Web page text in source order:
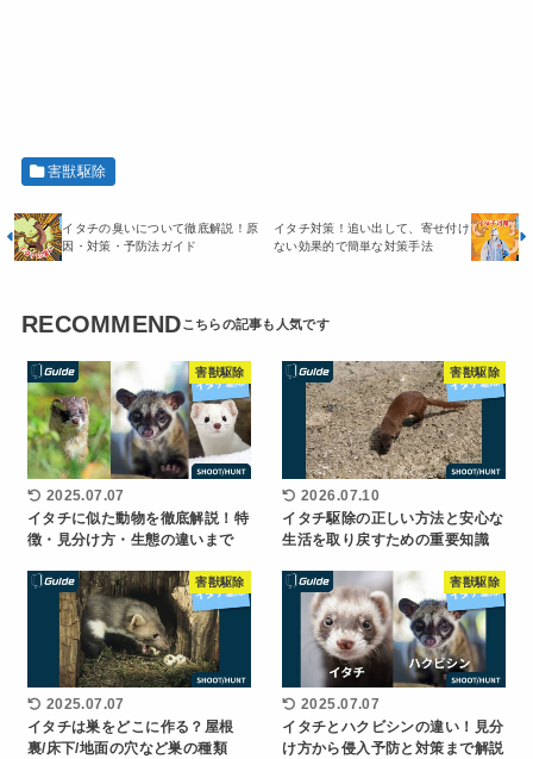
害獣駆除
イタチの臭いについて徹底解説！原
因・対策・予防法ガイド
イタチ対策！追い出して、寄せ付け
ない効果的で簡単な対策手法
RECOMMEND
害獣駆除
2025.07.07
イタチに似た動物を徹底解説！特
徴・見分け方・生態の違いまで
害獣駆除
2026.07.10
イタチ駆除の正しい方法と安心な
生活を取り戻すための重要知識
害獣駆除
2025.07.07
イタチは巣をどこに作る？屋根
裏/床下/地面の穴など巣の種類
害獣駆除
2025.07.07
イタチとハクビシンの違い！見分
け方から侵入予防と対策まで解説